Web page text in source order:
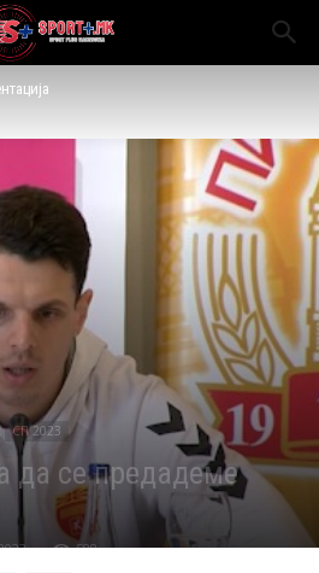
СП 2023
да се предадеме
588